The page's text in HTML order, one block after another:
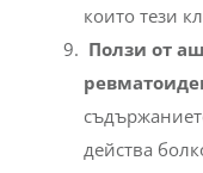
Ползи от
действа